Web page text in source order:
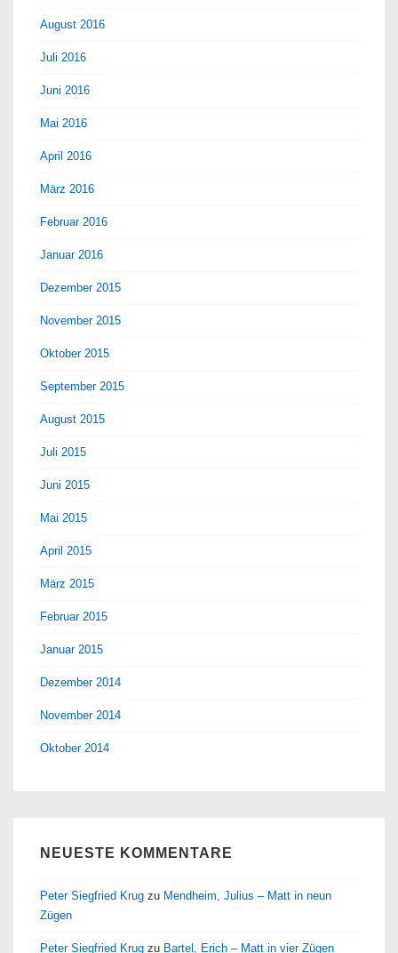
August 2016
Juli 2016
Juni 2016
Mai 2016
April 2016
März 2016
Februar 2016
Januar 2016
Dezember 2015
November 2015
Oktober 2015
September 2015
August 2015
Juli 2015
Juni 2015
Mai 2015
April 2015
März 2015
Februar 2015
Januar 2015
Dezember 2014
November 2014
Oktober 2014
NEUESTE KOMMENTARE
Peter Siegfried Krug zu Mendheim, Julius – Matt in neun
Zügen
Peter Siegfried Krug zu Bartel, Erich – Matt in vier Zügen